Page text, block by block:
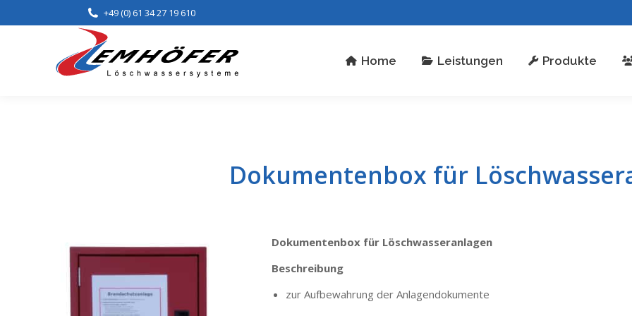
+49 (0) 61 34 27 19 610
Home Leistungen Produkte
Dokumentenbox für
Dokumentenbox für Löschwasseranlagen
Beschreibung
zur Aufbewahrung der Anlagendokumente
Home Leistungen Produkte Über uns Kontakt